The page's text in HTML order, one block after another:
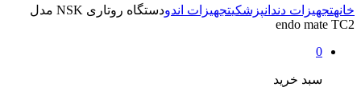
خانهتجهیزات دندانپزشکیتجهیزات اندو
دستگاه روتاری NSK مدل
endo mate TC2
0
سبد خرید